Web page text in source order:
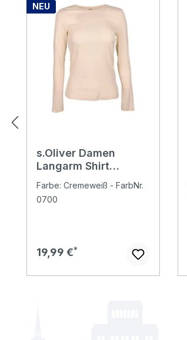
NEU
s.Oliver Damen
Langarm Shirt
Farbe: Cremeweiß - FarbNr.
0700
Regulärer Preis:
19,99 €